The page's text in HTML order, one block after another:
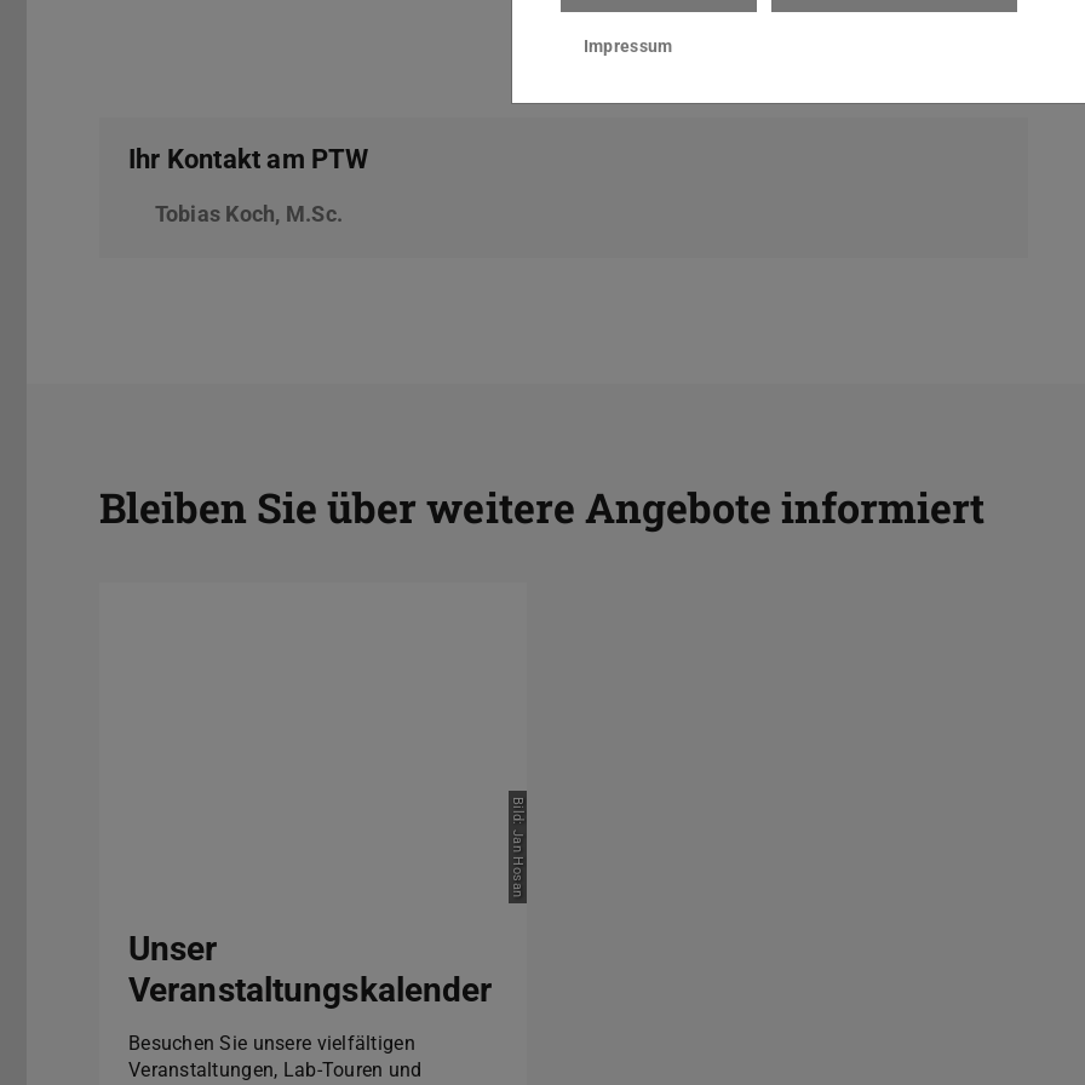
Ihr Kontakt am PTW
Tobias Koch, M.Sc.
Bleiben Sie über weitere Angebote informiert
Bild: Jan Hosan
Unser
Veranstaltungskalender
Besuchen Sie unsere vielfältigen
Veranstaltungen, Lab-Touren und
Impressum